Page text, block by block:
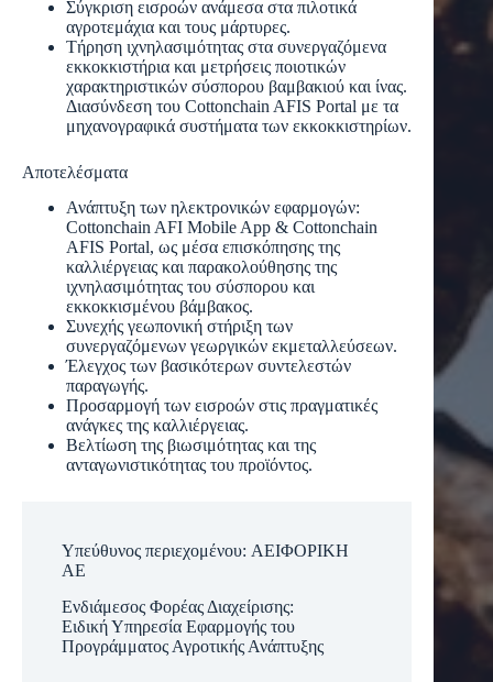
Σύγκριση εισροών ανάμεσα στα πιλοτικά
αγροτεμάχια και τους μάρτυρες.
Τήρηση ιχνηλασιμότητας στα συνεργαζόμενα
εκκοκκιστήρια και μετρήσεις ποιοτικών
χαρακτηριστικών σύσπορου βαμβακιού και ίνας.
Διασύνδεση του Cottonchain AFIS Portal με τα
μηχανογραφικά συστήματα των εκκοκκιστηρίων.
Αποτελέσματα
Ανάπτυξη των ηλεκτρονικών εφαρμογών:
Cottonchain AFI Mobile App & Cottonchain
AFIS Portal, ως μέσα επισκόπησης της
καλλιέργειας και παρακολούθησης της
ιχνηλασιμότητας του σύσπορου και
εκκοκκισμένου βάμβακος.
Συνεχής γεωπονική στήριξη των
συνεργαζόμενων γεωργικών εκμεταλλεύσεων.
Έλεγχος των βασικότερων συντελεστών
παραγωγής.
Προσαρμογή των εισροών στις πραγματικές
ανάγκες της καλλιέργειας.
Βελτίωση της βιωσιμότητας και της
ανταγωνιστικότητας του προϊόντος.
Υπεύθυνος περιεχομένου: ΑΕΙΦΟΡΙΚΗ
ΑΕ
Ενδιάμεσος Φορέας Διαχείρισης:
Ειδική Υπηρεσία Εφαρμογής του
Προγράμματος Αγροτικής Ανάπτυξης